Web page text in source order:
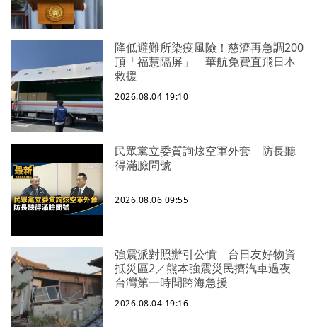
降低避難所染疫風險！慈濟再急調200
頂「福慧隔屏」 華航免費直飛日本
救援
2026.08.04 19:10
民眾黨立委質詢炫空軍外套 防長聽
得滿臉問號
2026.08.06 09:55
強震派對照辦引公憤 台日友好物資
抵災區2／熊本強震災民擠汽車過夜
台灣第一時間跨海急援
2026.08.04 19:16